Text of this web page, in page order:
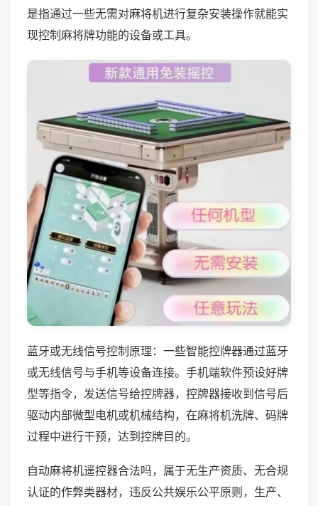
是指通过一些无需对麻将机进行复杂安装操作就能实
现控制麻将牌功能的设备或工具。
蓝牙或无线信号控制原理：一些智能控牌器通过蓝牙
或无线信号与手机等设备连接。手机端软件预设好牌
型等指令，发送信号给控牌器，控牌器接收到信号后
驱动内部微型电机或机械结构，在麻将机洗牌、码牌
过程中进行干预，达到控牌目的。
自动麻将机遥控器合法吗，属于无生产资质、无合规
认证的作弊类器材，违反公共娱乐公平原则，生产、